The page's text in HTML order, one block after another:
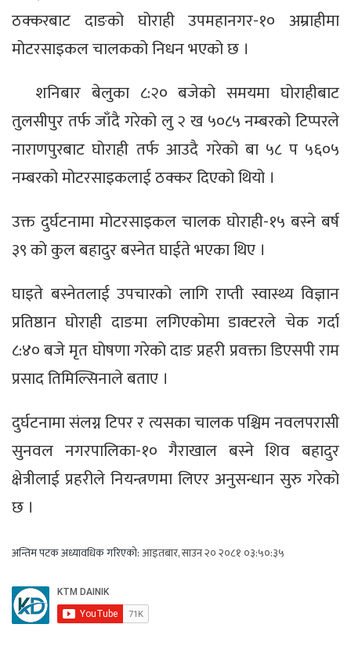
ठक्करबाट दाङको घोराही उपमहानगर-१० अम्राहीमा
मोटरसाइकल चालकको निधन भएको छ ।
शनिबार बेलुका ८:२० बजेको समयमा घोराहीबाट
तुलसीपुर तर्फ जाँदै गरेको लु २ ख ५०८५ नम्बरको टिप्परले
नाराणपुरबाट घोराही तर्फ आउदै गरेको बा ५८ प ५६०५
नम्बरको मोटरसाइकलाई ठक्कर दिएको थियो ।
उक्त दुर्घटनामा मोटरसाइकल चालक घोराही-१५ बस्ने बर्ष
३९ को कुल बहादुर बस्नेत घाईते भएका थिए ।
घाइते बस्नेतलाई उपचारको लागि राप्ती स्वास्थ्य विज्ञान
प्रतिष्ठान घोराही दाङमा लगिएकोमा डाक्टरले चेक गर्दा
८:४० बजे मृत घोषणा गरेको दाङ प्रहरी प्रवक्ता डिएसपी राम
प्रसाद तिमिल्सिनाले बताए ।
दुर्घटनामा संलग्न टिपर र त्यसका चालक पश्चिम नवलपरासी
सुनवल नगरपालिका-१० गैराखाल बस्ने शिव बहादुर
क्षेत्रीलाई प्रहरीले नियन्त्रणमा लिएर अनुसन्धान सुरु गरेको
छ ।
अन्तिम पटक अध्यावधिक गरिएको:आइतबार, साउन २० २०८१ ०३:५०:३५